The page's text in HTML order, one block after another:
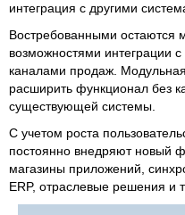
интеграция с другими
Востребованными остаются
возможностями интеграции
каналами продаж. Модульная
расширить функционал без
существующей системы.
С учетом роста
постоянно внедряют новый
магазины приложений,
ERP, отраслевые решения и